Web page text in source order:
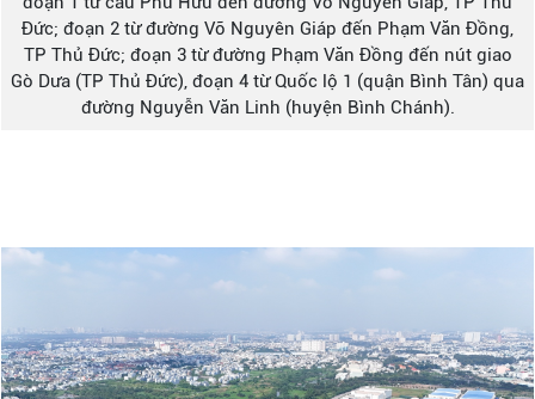
Đức; đoạn 2 từ đường Võ Nguyên Giáp đến Phạm Văn Đồng,
TP Thủ Đức; đoạn 3 từ đường Phạm Văn Đồng đến nút giao
Gò Dưa (TP Thủ Đức), đoạn 4 từ Quốc lộ 1 (quận Bình Tân) qua
đường Nguyễn Văn Linh (huyện Bình Chánh).